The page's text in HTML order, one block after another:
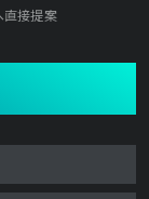
直接提案